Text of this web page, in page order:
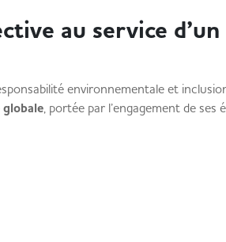
au service d’un
environnementale et
, portée par l’engagement de ses